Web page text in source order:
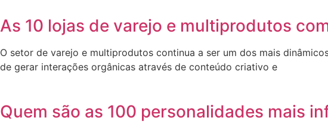
As 10 lojas de varejo e multiprodutos
O setor de varejo e multiprodutos continua a ser um dos mais
de gerar interações orgânicas através de conteúdo criativo e
Quem são as 100 personalidades mais